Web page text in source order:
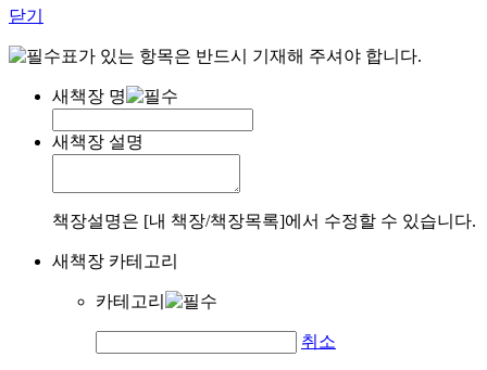
닫기
표가 있는 항목은 반드시 기재해 주셔야 합니다.
새책장 명
새책장 설명
책장설명은 [내 책장/책장목록]에서 수정할 수 있습니다.
새책장 카테고리
카테고리
취소